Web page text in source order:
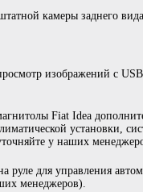
камеры заднего
изображений с
Fiat Idea
установки,
у наших
руле для управления
менеджеров).